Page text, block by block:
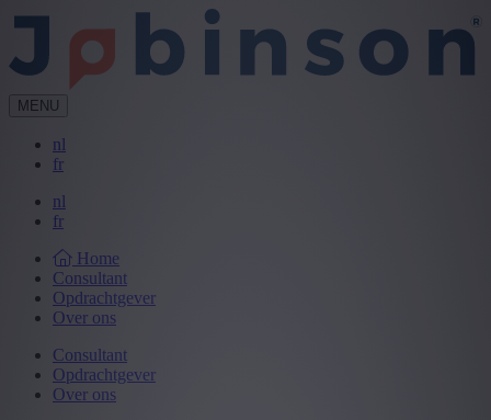
MENU
nl
fr
nl
fr
Home
Consultant
Opdrachtgever
Over ons
Consultant
Opdrachtgever
Over ons